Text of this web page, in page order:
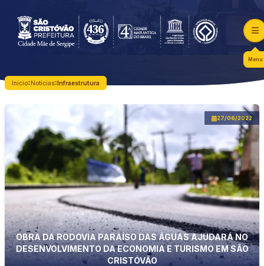
Menu
Início Notícias Infraestrutura
27/06/2022
OBRA DA RODOVIA PARAÍSO DAS ÁGUAS AJUDARÁ NO
DESENVOLVIMENTO DA ECONOMIA E TURISMO EM SÃO
CRISTÓVÃO